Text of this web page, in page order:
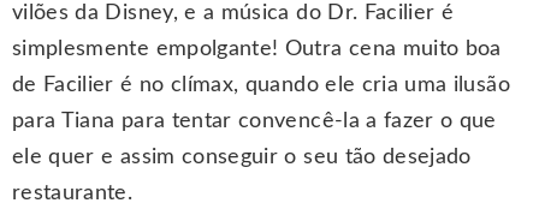
vilões da Disney, e a música do Dr. Facilier é
simplesmente empolgante! Outra cena muito boa
de Facilier é no clímax, quando ele cria uma ilusão
para Tiana para tentar convencê-la a fazer o que
ele quer e assim conseguir o seu tão desejado
restaurante.